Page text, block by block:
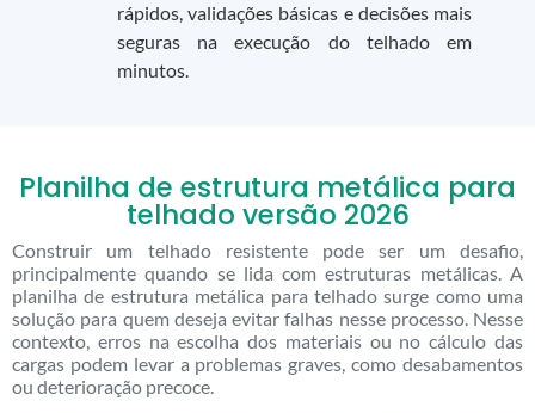
rápidos, validações básicas e decisões mais
seguras na execução do telhado em
minutos.
Planilha de estrutura metálica para
telhado versão 2026
Construir um telhado resistente pode ser um desafio,
principalmente quando se lida com estruturas metálicas. A
planilha de estrutura metálica para telhado surge como uma
solução para quem deseja evitar falhas nesse processo. Nesse
contexto, erros na escolha dos materiais ou no cálculo das
cargas podem levar a problemas graves, como desabamentos
ou deterioração precoce.